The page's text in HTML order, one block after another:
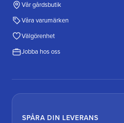
Vår gårdsbutik
Våra varumärken
Välgörenhet
Jobba hos oss
SPÅRA DIN LEVERANS